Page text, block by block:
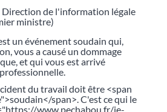
de l'information légale
ministre)
un événement soudain qui,
vous a causé un dommage
et qui vous est arrivé
du travail doit être <span
span>. C'est ce qui le
www.pechabou.fr/je-